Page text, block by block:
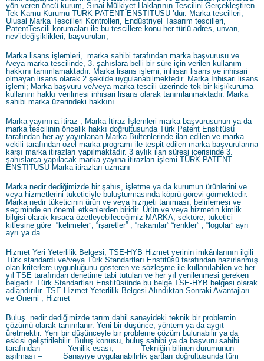
yön veren öncü kurum, Sınai Mülkiyet Haklarının Tescilini Gerçekleştiren
Tek Kamu Kurumu TÜRK PATENT ENSTİTÜSÜ ’dür. Marka tescilleri,
Ulusal Marka Tescilleri Kontrolleri, Endüstriyel Tasarım tescilleri,
PatentTescili korumaları ile bu tescillere konu her türlü adres, unvan,
nev’ideğişiklikleri, başvuruları,
Marka lisans işlemleri, marka sahibi tarafından marka başvurusu ve
/veya marka tescilinde, 3. şahıslara belli bir süre için verilen kullanım
hakkını tanımlamaktadır. Marka lisans işlemi; inhisari lisans ve inhisari
olmayan lisans olarak 2 şekilde uygulanabilmektedir. Marka İnhisari lisans
işlemi; Marka başvuru ve/veya marka tescili üzerinde tek bir kişi/kuruma
kullanım hakkı verilmesi inhisari lisans olarak tanımlanmaktadır. Marka
sahibi marka üzerindeki hakkını
Marka yayınına itiraz ; Marka İtiraz İşlemleri marka başvurusunun ya da
marka tescilinin öncelik hakkı doğrultusunda Türk Patent Enstitüsü
tarafından her ay yayınlanan Marka Bültenlerinde ilan edilen ve marka
vekili tarafından özel marka programı ile tespit edilen marka başvurularına
karşı marka itirazları yapılmaktadır. 3 aylık ilan süresi içerisinde 3.
şahıslarca yapılacak marka yayına itirazları işlemi TÜRK PATENT
ENSTİTÜSÜ Marka itirazları uzmanı
Marka nedir dediğimizde bir şahıs, işletme ya da kurumun ürünlerini ve
veya hizmetlerini tüketiciyle buluşturmasında köprü görevi görmektedir.
Marka nedir tüketicinin ürün ve veya hizmeti tanıması, belirlemesi ve
seçiminde en önemli etkenlerden biridir. Ürün ve veya hizmetin kimlik
bilgisi olarak kısaca özetleyebileceğimiz MARKA, sektöre, tüketici
kitlesine göre “kelimeler”, “işaretler” , “rakamlar” “renkler” , “logolar” ayrı
ayrı ya da
Hizmet Yeri Yeterlilik Belgesi; TSE-HYB Hizmet yerinin imkânlarının ilgili
Türk standardı ve/veya Türk Standartları Enstitüsü tarafından hazırlanmış
olan kriterlere uygunluğunu gösteren ve sözleşme ile kullanılabilen ve her
yıl TSE tarafından denetime tabi tutulan ve her yıl yenilenmesi gereken
belgedir. Türk Standartları Enstitüsünde bu belge TSE-HYB belgesi olarak
adlandırılır. TSE Hizmet Yeterlilik Belgesi Alındıktan Sonraki Avantajları
ve Önemi ; Hizmet
Buluş nedir dediğimizde tarım dahil sanayideki teknik bir problemin
çözümü olarak tanımlanır. Yeni bir düşünce, yöntem ya da aygıt
üretmektir. Yeni bir düşünceyle bir probleme çözüm bulunabilir ya da
eskisi geliştirilebilir. Buluş konusu, buluş sahibi ya da başvuru sahibi
tarafından – Yenilik esası, – Tekniğin bilinen durumunun
aşılması – Sanayiye uygulanabilirlik şartları doğrultusunda tüm